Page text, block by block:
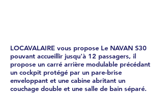
LOCAVALAIRE vous propose Le NAVAN S30
pouvant accueillir jusqu'à 12 passagers, il
propose un carré arrière modulable précédant
un cockpit protégé par un pare-brise
enveloppant et une cabine abritant un
couchage double et une salle de bain séparé.